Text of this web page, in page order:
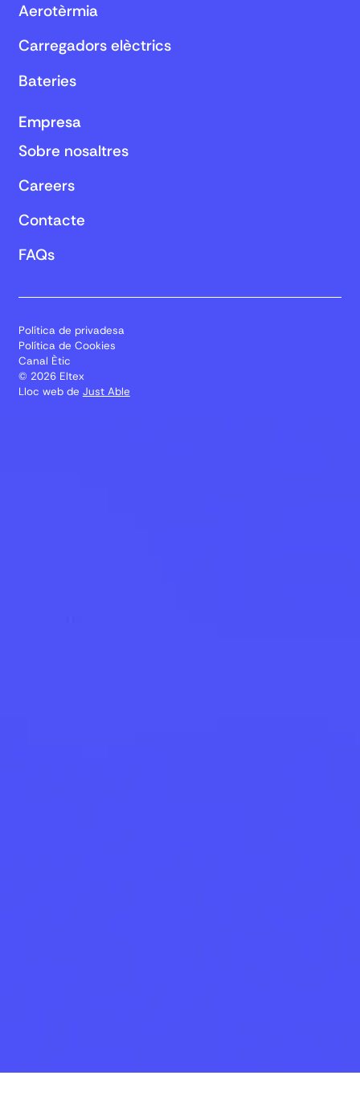
Aerotèrmia
Carregadors elèctrics
Bateries
Empresa
Sobre nosaltres
Careers
Contacte
FAQs
Política de privadesa
Política de Cookies
Canal Ètic
© 2026 Eltex
Lloc web de Just Able